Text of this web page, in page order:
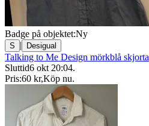
Badge på objektet:Ny
S | Desigual
Talking to Me Design mörkblå skjorta
Sluttid6 okt 20:04.
Pris:60 kr,Köp nu.